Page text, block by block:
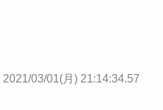
2021/03/01(月) 21:14:34.57